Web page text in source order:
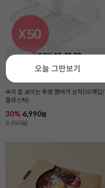
오늘 그만보기
04일13:49:07
담기
속이 잘 보이는 투명 햄버거 상자(50개입/
플라스틱)
30% 6,990원
9,990원